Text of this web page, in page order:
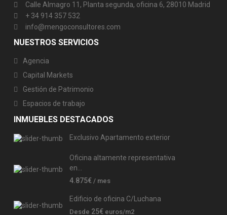
Calle Almagro 11, Planta segunda, oficina 6, 28010 Madrid
+ 34 914 357 532
info@mengoconsultores.com
NUESTROS SERVICIOS
Agencia
Capital Markets
Gestión de Patrimonio
Espacios de trabajo
INMUEBLES DESTACADOS
Exclusivo Apartamento exterior
Oficina altamente representativa
en...
4.875€ / mes
Edificio de oficina C/Luchana
Desde 25€ euros/m2